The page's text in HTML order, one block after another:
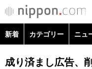
新着 カテゴリー ニュ
政治・外交
成り済まし広告、